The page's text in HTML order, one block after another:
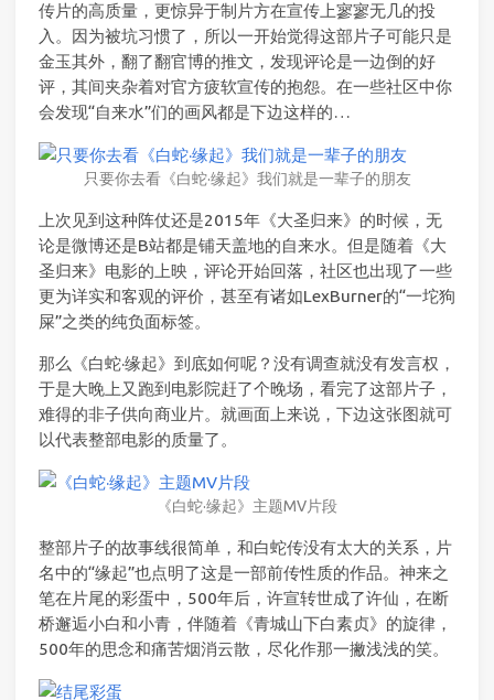
传片的高质量，更惊异于制片方在宣传上寥寥无几的投
入。因为被坑习惯了，所以一开始觉得这部片子可能只是
金玉其外，翻了翻官博的推文，发现评论是一边倒的好
评，其间夹杂着对官方疲软宣传的抱怨。在一些社区中你
会发现“自来水”们的画风都是下边这样的…
只要你去看《白蛇·缘起》我们就是一辈子的朋友
上次见到这种阵仗还是2015年《大圣归来》的时候，无
论是微博还是B站都是铺天盖地的自来水。但是随着《大
圣归来》电影的上映，评论开始回落，社区也出现了一些
更为详实和客观的评价，甚至有诸如LexBurner的“一坨狗
屎”之类的纯负面标签。
那么《白蛇·缘起》到底如何呢？没有调查就没有发言权，
于是大晚上又跑到电影院赶了个晚场，看完了这部片子，
难得的非子供向商业片。就画面上来说，下边这张图就可
以代表整部电影的质量了。
《白蛇·缘起》主题MV片段
整部片子的故事线很简单，和白蛇传没有太大的关系，片
名中的“缘起”也点明了这是一部前传性质的作品。神来之
笔在片尾的彩蛋中，500年后，许宣转世成了许仙，在断
桥邂逅小白和小青，伴随着《青城山下白素贞》的旋律，
500年的思念和痛苦烟消云散，尽化作那一撇浅浅的笑。